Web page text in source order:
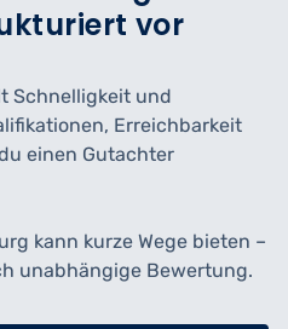
vor
Schnelligkeit und
Erreichbarkeit
einen Gutachter
kann kurze Wege bieten –
unabhängige Bewertung.